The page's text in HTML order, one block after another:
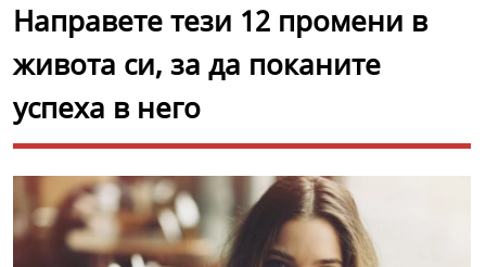
Направете тези 12 промени в
живота си, за да поканите
успеха в него